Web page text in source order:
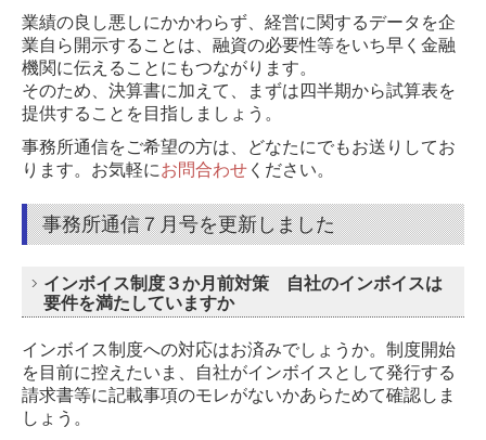
業績の良し悪しにかかわらず、経営に関するデータを企
業自ら開示することは、融資の必要性等をいち早く金融
機関に伝えることにもつながります。
そのため、決算書に加えて、まずは四半期から試算表を
提供することを目指しましょう。
事務所通信をご希望の方は、どなたにでもお送りしてお
ります。 お気軽にお問合わせ ください。
事務所通信７月号を更新しました
インボイス制度３か月前対策 自社のインボイスは
要件を満たしていますか
インボイス制度への対応はお済みでしょうか。制度開始
を目前に控えたいま、自社がインボイスとして発行する
請求書等に記載事項のモレがないかあらためて確認しま
しょう。